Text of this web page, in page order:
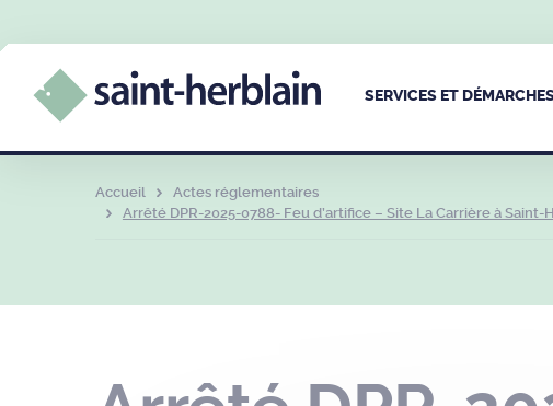
SERVICES ET
Accueil
Actes réglementaires
Arrêté DPR-2025-0788- Feu d’artifice – Site La Carrière à